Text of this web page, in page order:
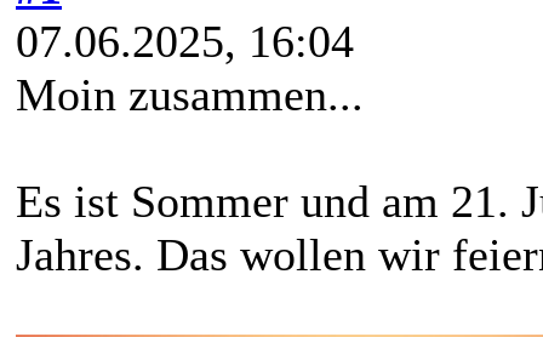
07.06.2025, 16:04
Moin zusammen...
Es ist Sommer und am 21.
Jahres. Das wollen wir